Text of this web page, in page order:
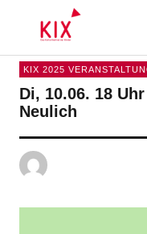
KIX
KIX 2025
Di, 10.06. 18
Neulich